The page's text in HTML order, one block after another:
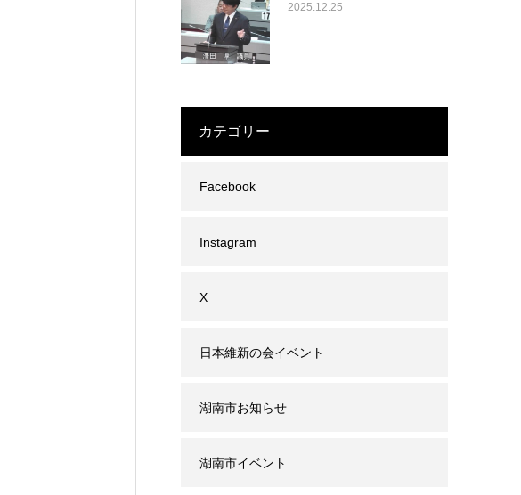
2025.12.25
カテゴリー
Facebook
Instagram
X
日本維新の会イベント
湖南市お知らせ
湖南市イベント